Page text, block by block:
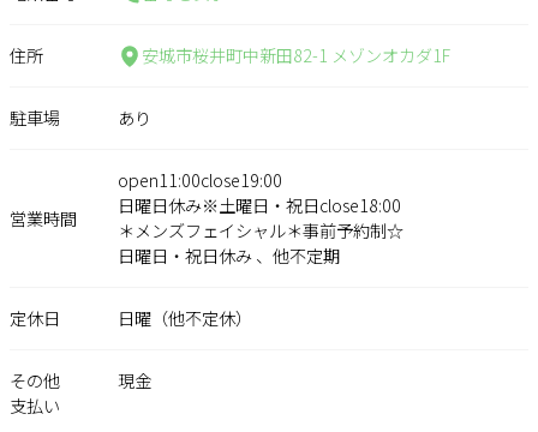
住所 安城市桜井町中新田82-1 メゾンオカダ1F
駐車場 あり
営業時間
open11:00close19:00
日曜日休み※土曜日・祝日close18:00
＊メンズフェイシャル＊事前予約制☆
日曜日・祝日休み 、他不定期
定休日 日曜（他不定休）
その他
支払い
現金